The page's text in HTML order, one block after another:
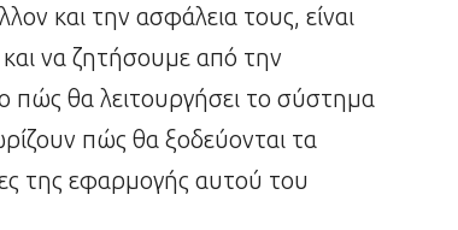
και την ασφάλεια τους, είναι
να ζητήσουμε από την
πώς θα λειτουργήσει το σύστημα
πώς θα ξοδεύονται τα
της εφαρμογής αυτού του